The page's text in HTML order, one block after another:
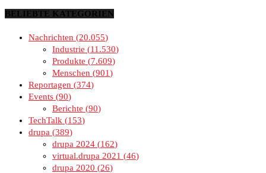
BELIEBTE KATEGORIEN
Nachrichten
20.055
Industrie
11.530
Produkte
7.609
Menschen
901
Reportagen
374
Events 90
Berichte
90
TechTalk
153
drupa
389
drupa 2024
162
virtual.drupa 2021
46
drupa 2020
26